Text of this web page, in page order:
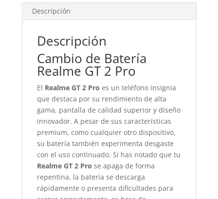
Descripción
Descripción
Cambio de Batería
Realme GT 2 Pro
El Realme GT 2 Pro es un teléfono insignia
que destaca por su rendimiento de alta
gama, pantalla de calidad superior y diseño
innovador. A pesar de sus características
premium, como cualquier otro dispositivo,
su batería también experimenta desgaste
con el uso continuado. Si has notado que tu
Realme GT 2 Pro se apaga de forma
repentina, la batería se descarga
rápidamente o presenta dificultades para